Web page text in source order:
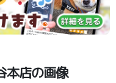
本店の画像